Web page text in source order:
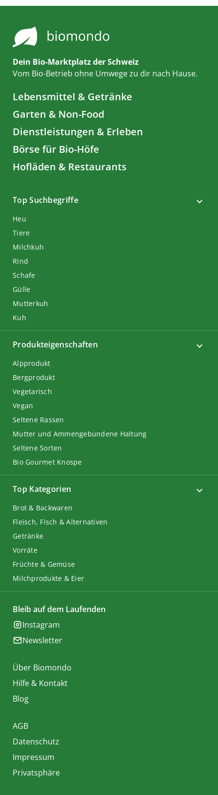
Dein Bio-Marktplatz der Schweiz
Vom Bio-Betrieb ohne Umwege zu dir nach Hause.
Lebensmittel & Getränke
Garten & Non-Food
Dienstleistungen & Erleben
Börse für Bio-Höfe
Hofläden & Restaurants
Top Suchbegriffe
Heu
Tiere
Milchkuh
Rind
Schafe
Gülle
Mutterkuh
Kuh
Top Kategorien
Brot & Backwaren
Fleisch, Fisch & Alternativen
Getränke
Vorräte
Früchte & Gemüse
Milchprodukte & Eier
Produkteigenschaften
Alpprodukt
Bergprodukt
Vegetarisch
Vegan
Seltene Rassen
Mutter und Ammengebundene Haltung
Seltene Sorten
Bio Gourmet Knospe
Bleib auf dem Laufenden
Instagram
Newsletter
Über Biomondo
Hilfe & Kontakt
Blog
AGB
Datenschutz
Impressum
Privatsphäre